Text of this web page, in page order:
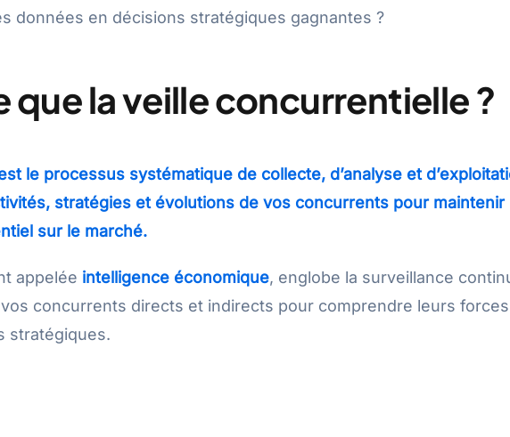
données en décisions stratégiques gagnantes ?
que la veille concurrentielle ?
le processus systématique de collecte, d’analyse et
stratégies et évolutions de vos concurrents pour maintenir
sur le marché.
appelée intelligence économique, englobe la surveillance
concurrents directs et indirects pour comprendre leurs
stratégiques.